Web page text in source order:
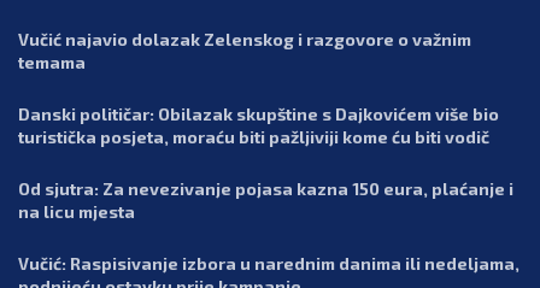
Vučić najavio dolazak Zelenskog i razgovore o važnim
temama
Danski političar: Obilazak skupštine s Dajkovićem više bio
turistička posjeta, moraću biti pažljiviji kome ću biti vodič
Od sjutra: Za nevezivanje pojasa kazna 150 eura, plaćanje i
na licu mjesta
Vučić: Raspisivanje izbora u narednim danima ili nedeljama,